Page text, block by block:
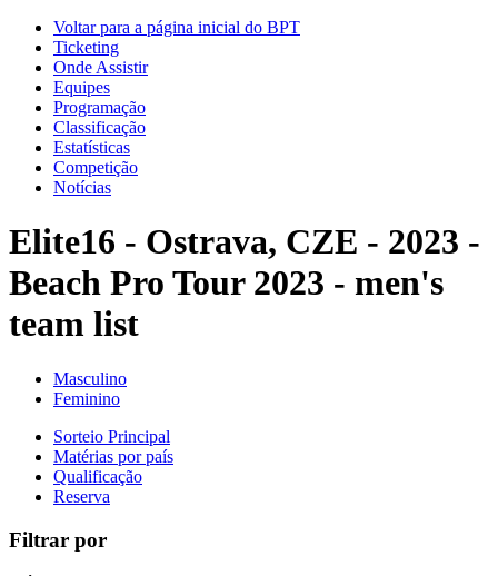
Voltar para a página inicial do BPT
Ticketing
Onde Assistir
Equipes
Programação
Classificação
Estatísticas
Competição
Notícias
Elite16 - Ostrava, CZE - 2023 -
Beach Pro Tour 2023 - men's
team list
Masculino
Feminino
Sorteio Principal
Matérias por país
Qualificação
Reserva
Filtrar por